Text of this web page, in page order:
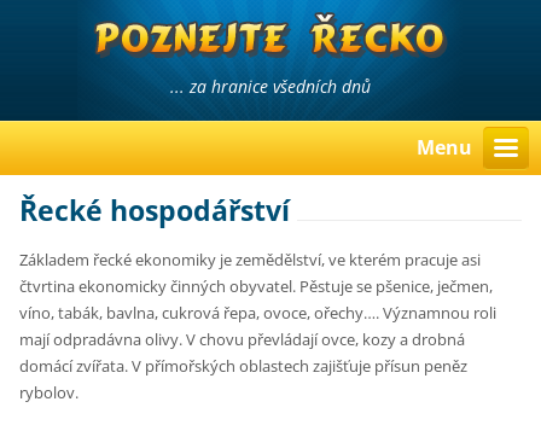
... za hranice všedních dnů
Menu
Řecké hospodářství
Základem řecké ekonomiky je zemědělství, ve kterém pracuje asi
čtvrtina ekonomicky činných obyvatel. Pěstuje se pšenice, ječmen,
víno, tabák, bavlna, cukrová řepa, ovoce, ořechy…. Významnou roli
mají odpradávna olivy. V chovu převládají ovce, kozy a drobná
domácí zvířata. V přímořských oblastech zajišťuje přísun peněz
rybolov.